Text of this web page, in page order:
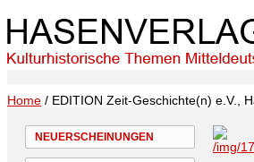
Home / EDITION Zeit-Geschichte(n) e.V.,
NEUERSCHEINUNGEN